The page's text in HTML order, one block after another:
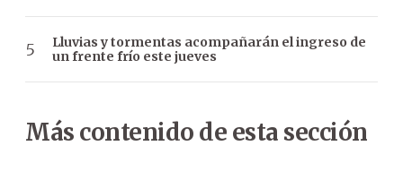
Lluvias y tormentas acompañarán el ingreso de
un frente frío este jueves
Más contenido de esta sección